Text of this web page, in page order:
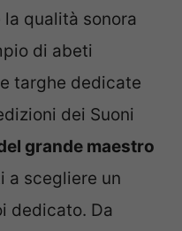
qualità sonora
di abeti
targhe dedicate
dei Suoni
grande maestro
a scegliere un
dedicato. Da